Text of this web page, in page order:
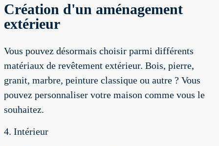
Création d'un aménagement
extérieur
Vous pouvez désormais choisir parmi différents
matériaux de revêtement extérieur. Bois, pierre,
granit, marbre, peinture classique ou autre ? Vous
pouvez personnaliser votre maison comme vous le
souhaitez.
4. Intérieur